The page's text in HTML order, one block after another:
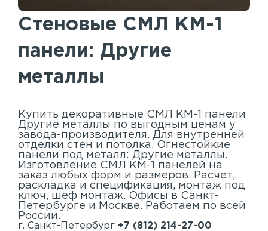
Акустические панели
Реечный потолок
Индивидуальные решения
Каталог
Стеновые СМЛ КМ-1
панели: Другие
металлы
Купить декоративные СМЛ КМ-1 панели
Другие металлы по выгодным ценам у
завода-производителя. Для внутренней
отделки стен и потолка. Огнестойкие
панели под металл: Другие металлы.
Изготовление СМЛ КМ-1 панелей на
заказ любых форм и размеров. Расчет,
раскладка и спецификация, монтаж под
ключ, шеф монтаж. Офисы в Санкт-
Петербурге и Москве. Работаем по всей
России.
г. Санкт-Петербург +7 (812) 214-27-00